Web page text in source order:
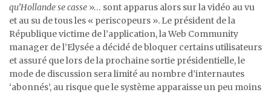
qu’Hollande se casse »… sont apparus alors sur la vidéo au vu
et au su de tous les « periscopeurs ». Le président de la
République victime de l’application, la Web Community
manager de l’Elysée a décidé de bloquer certains utilisateurs
et assuré que lors de la prochaine sortie présidentielle, le
mode de discussion sera limité au nombre d’internautes
‘abonnés’, au risque que le système apparaisse un peu moins